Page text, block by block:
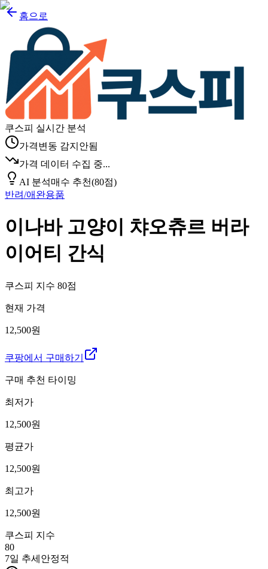
홈으로
쿠스피 실시간 분석
가격변동 감지안됨
가격 데이터 수집 중...
AI 분석매수 추천(80점)
반려/애완용품
이나바 고양이 챠오츄르 버라
이어티 간식
쿠스피 지수 80점
현재 가격
12,500원
쿠팡에서 구매하기
구매 추천 타이밍
최저가
12,500원
평균가
12,500원
최고가
12,500원
쿠스피 지수
80
7일 추세 안정적